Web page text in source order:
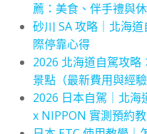
薦：美食、伴手禮與
砂川 SA 攻略｜北海
際停靠心得
2026 北海道自駕攻略
景點（最新費用與經驗
2026 日本自駕｜北海
x NIPPON 實測預約